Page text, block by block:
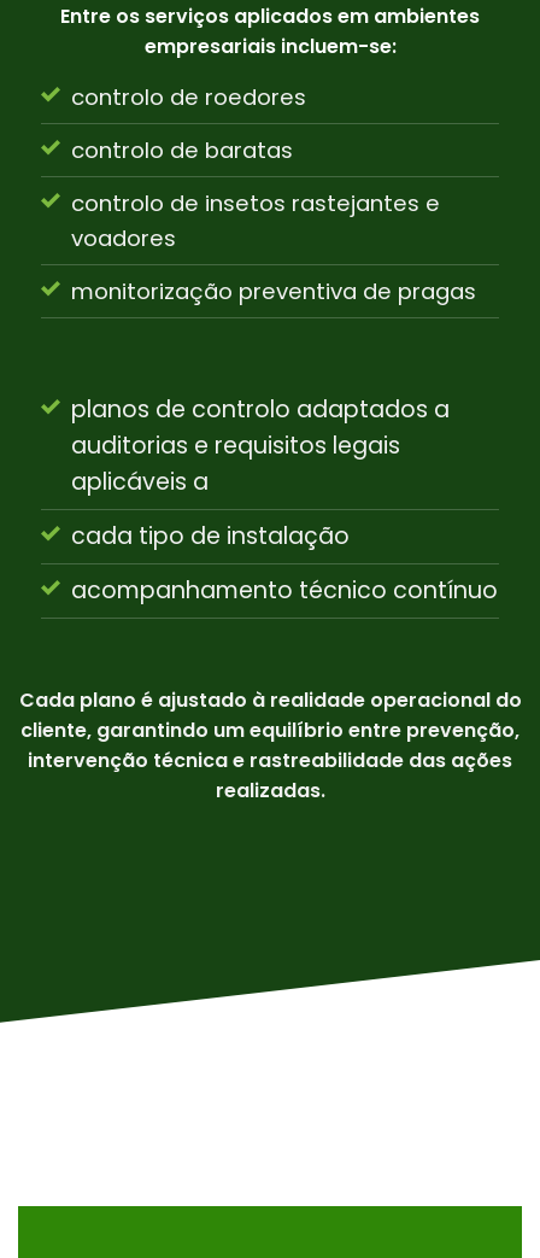
Entre os serviços aplicados em ambientes
empresariais incluem-se:
controlo de roedores
controlo de baratas
controlo de insetos rastejantes e
voadores
monitorização preventiva de pragas
planos de controlo adaptados a
auditorias e requisitos legais
aplicáveis a
cada tipo de instalação
acompanhamento técnico contínuo
Cada plano é ajustado à realidade operacional do
cliente, garantindo um equilíbrio entre prevenção,
intervenção técnica e rastreabilidade das ações
realizadas.